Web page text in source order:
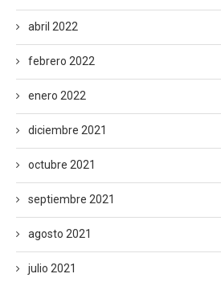
abril 2022
febrero 2022
enero 2022
diciembre 2021
octubre 2021
septiembre 2021
agosto 2021
julio 2021